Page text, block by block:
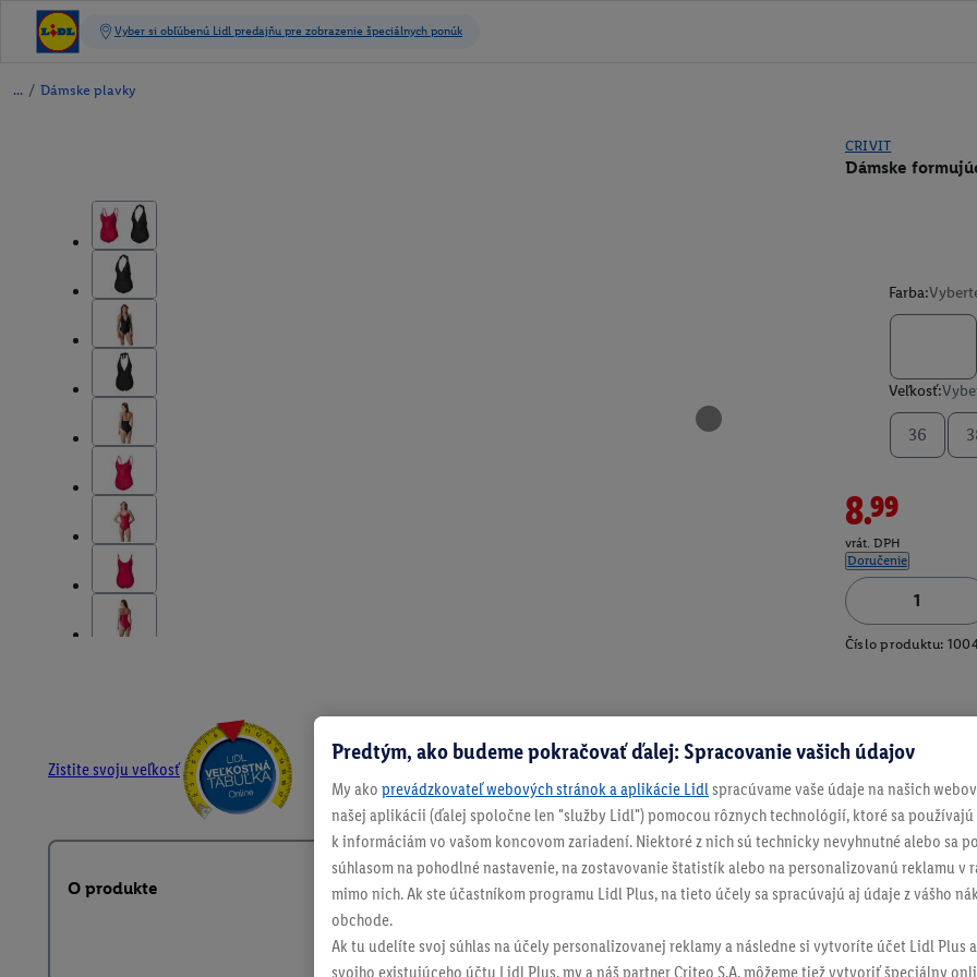
/ Dámske plavky
CRIVIT
Dámske
Farba:
Veľkosť:
36
8.99
vrát. DPH
Doručenie
Číslo produktu:
Zistite svoju veľkosť
O produkte
Predtým, ako budeme pokračovať ďalej: Spracovanie vašich údajov
My ako prevádzkovateľ webových stránok a aplikácie Lidl spracúvame vaše údaje na našich
našej aplikácii (ďalej spoločne len "služby Lidl") pomocou rôznych technológií, ktoré sa
k informáciám vo vašom koncovom zariadení. Niektoré z nich sú technicky nevyhnutné alebo sa
súhlasom na pohodlné nastavenie, na zostavovanie štatistík alebo na personalizovanú reklamu v
mimo nich. Ak ste účastníkom programu Lidl Plus, na tieto účely sa spracúvajú aj údaje z vášho
obchode.
Ak tu udelíte svoj súhlas na účely personalizovanej reklamy a následne si vytvoríte účet Lidl Plus
svojho existujúceho účtu Lidl Plus, my a náš partner Criteo S.A. môžeme tiež vytvoriť špeciálny